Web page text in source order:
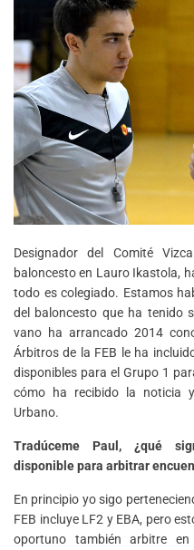
Designador del Comité
baloncesto en Lauro Ikastola,
todo es colegiado. Estamos
del baloncesto que ha tenido
vano ha arrancado 2014
Árbitros de la FEB le ha
disponibles para el Grupo 1
cómo ha recibido la noticia
Urbano.
Tradúceme Paul, ¿qué
disponible para arbitrar
En principio yo sigo
FEB incluye LF2 y EBA, pero
oportuno también arbitre